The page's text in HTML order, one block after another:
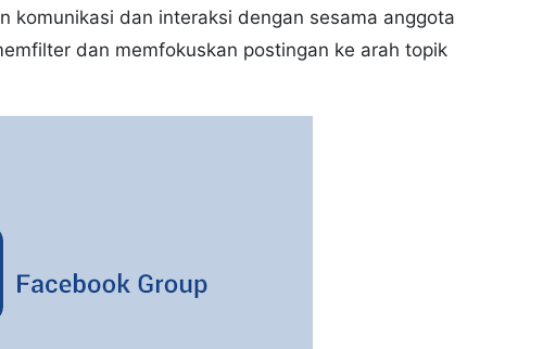
komunikasi dan interaksi dengan sesama anggota
dan memfokuskan postingan ke arah topik